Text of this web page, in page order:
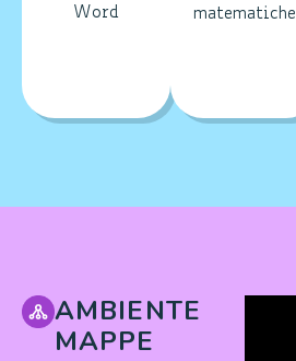
Word
matematiche
AMBIENTE
MAPPE